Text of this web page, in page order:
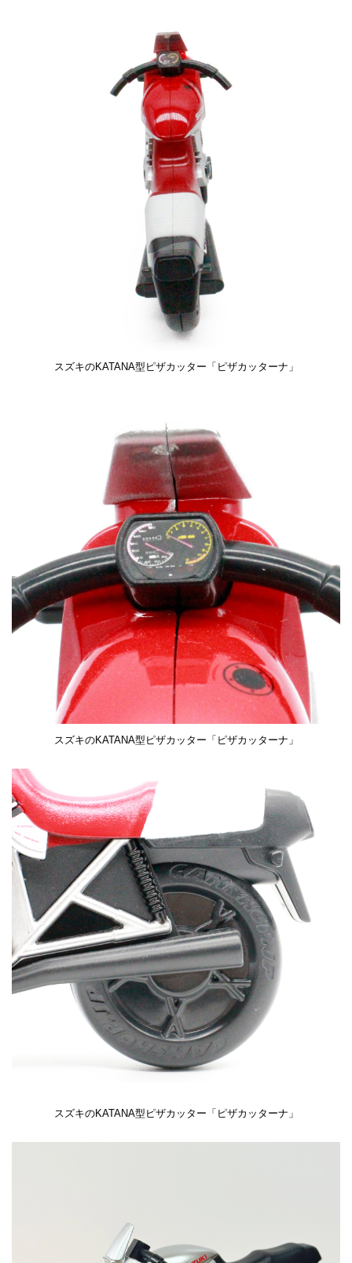
スズキのKATANA型ピザカッター「ピザカッターナ」
スズキのKATANA型ピザカッター「ピザカッターナ」
スズキのKATANA型ピザカッター「ピザカッターナ」